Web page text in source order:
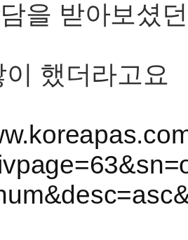
을 받아보셨
했더라고요